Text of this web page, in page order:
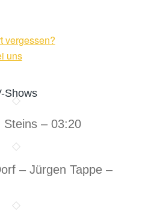
vergessen?
uns
Shows
Steins – 03:20
– Jürgen Tappe –